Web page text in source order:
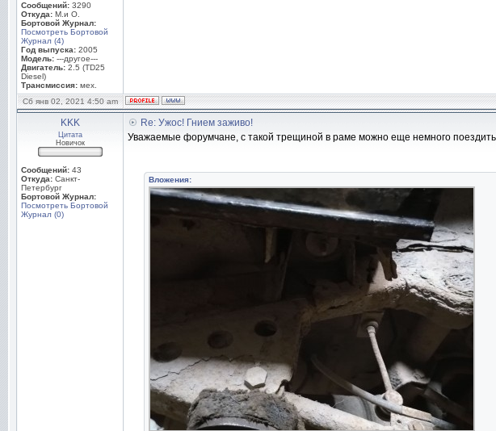
Сообщений: 3290
Откуда: М.и О.
Бортовой Журнал:
Посмотреть Бортовой
Журнал (4)
Год выпуска: 2005
Модель: ---другое---
Двигатель: 2.5 (TD25
Diesel)
Трансмиссия: мех.
Сб янв 02, 2021 4:50 am
KKK
Цитата
Новичок
Сообщений: 43
Откуда: Санкт-
Петербург
Бортовой Журнал:
Посмотреть Бортовой
Журнал (0)
Re: Ужос! Гнием заживо!
Уважаемые форумчане, с такой трещиной в раме можно еще немного
Вложения: